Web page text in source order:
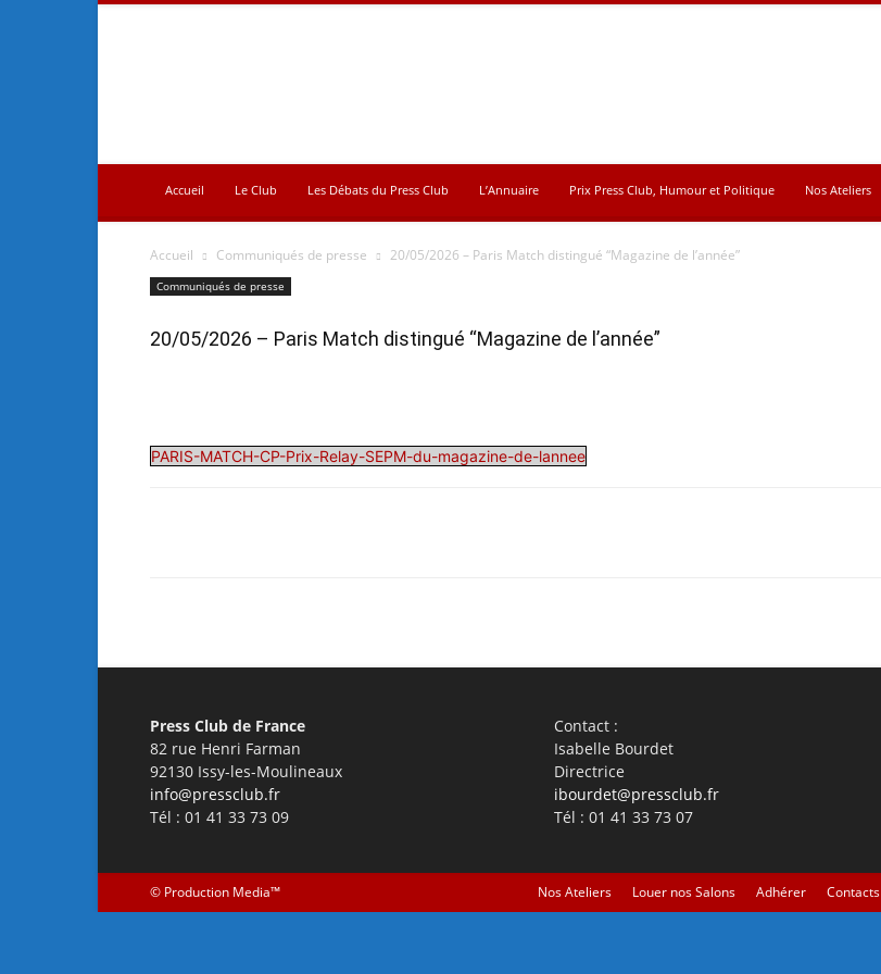
Accueil Le Club Les Débats du Press Club L’Annuaire Prix Press Club, Humour et Politique Nos Ateliers
Accueil Communiqués de presse 20/05/2026 – Paris Match distingué “Magazine de l’année”
Communiqués de presse
20/05/2026 – Paris Match distingué “Magazine de l’année”
PARIS-MATCH-CP-Prix-Relay-SEPM-du-magazine-de-lannee
Press Club de France
82 rue Henri Farman
92130 Issy-les-Moulineaux
info@pressclub.fr
Tél : 01 41 33 73 09
Contact :
Isabelle Bourdet
Directrice
ibourdet@pressclub.fr
Tél : 01 41 33 73 07
Nos Ateliers Louer nos Salons Adhérer Contacts
© Production Media™